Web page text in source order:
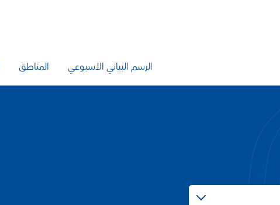
الرسم البياني الأسبوعي المناطق